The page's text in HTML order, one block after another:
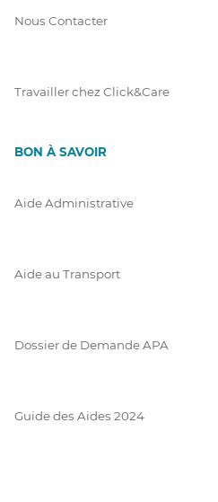
Nous Contacter
Travailler chez Click&Care
BON À SAVOIR
Aide Administrative
Aide au Transport
Dossier de Demande APA
Guide des Aides 2024